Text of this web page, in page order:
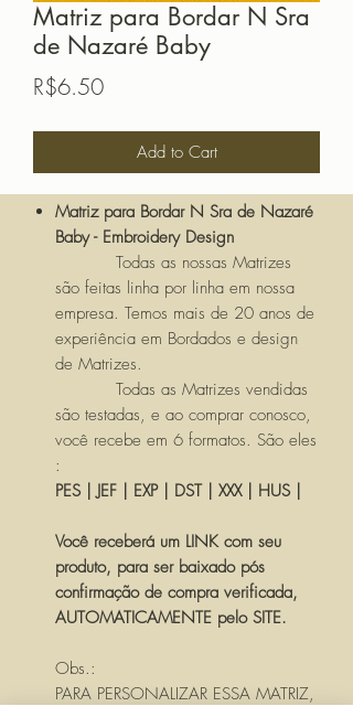
Matriz para Bordar N Sra
de Nazaré Baby
R$6.50Price
Add to Cart
Matriz para Bordar N Sra de Nazaré
Baby - Embroidery Design
Todas as nossas Matrizes
são feitas linha por linha em nossa
empresa. Temos mais de 20 anos de
experiência em Bordados e design
de Matrizes.
Todas as Matrizes vendidas
são testadas, e ao comprar conosco,
você recebe em 6 formatos. São eles
:
PES | JEF | EXP | DST | XXX | HUS |
Você receberá um LINK com seu
produto, para ser baixado pós
confirmação de compra verificada,
AUTOMATICAMENTE pelo SITE.
Obs.:
PARA PERSONALIZAR ESSA MATRIZ,